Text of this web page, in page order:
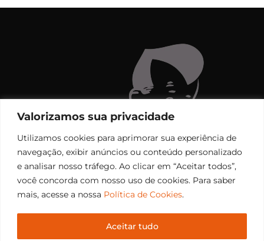
Valorizamos sua privacidade
Utilizamos cookies para aprimorar sua experiência de
navegação, exibir anúncios ou conteúdo personalizado
e analisar nosso tráfego. Ao clicar em “Aceitar todos”,
você concorda com nosso uso de cookies. Para saber
mais, acesse a nossa Política de Cookies.
Aceitar tudo